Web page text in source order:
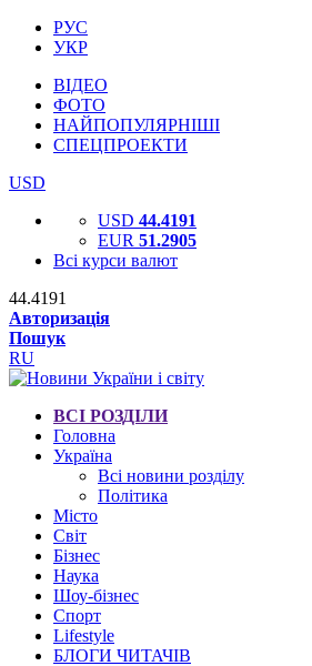
РУС
УКР
ВІДЕО
ФОТО
НАЙПОПУЛЯРНІШІ
СПЕЦПРОЕКТИ
USD
USD 44.4191
EUR 51.2905
Всі курси валют
44.4191
Авторизація
Пошук
RU
ВСІ РОЗДІЛИ
Головна
Україна
Всі новини розділу
Політика
Місто
Світ
Бізнес
Наука
Шоу-бізнес
Спорт
Lifestyle
БЛОГИ ЧИТАЧІВ